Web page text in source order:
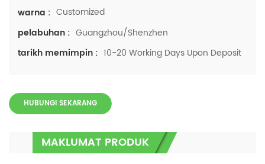
warna : Customized
pelabuhan : Guangzhou/Shenzhen
tarikh memimpin : 10-20 Working Days Upon Deposit
HUBUNGI SEKARANG
MAKLUMAT PRODUK